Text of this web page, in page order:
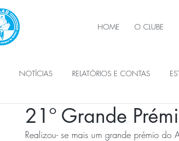
HOME O CLUBE
NOTÍCIAS RELATÓRIOS E CONTAS
PLANO DE ATIVIDADES ÓRGÃOS SOCIAIS
21º Grande
Realizou- se mais um grande prémio